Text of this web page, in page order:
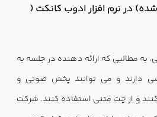
در نرم افزار ادوب کانکت (
به مطالبی که ارائه دهنده در جلسه به
دارند و می توانند پخش صوتی و
و از چت متنی استفاده کنند. شرکت